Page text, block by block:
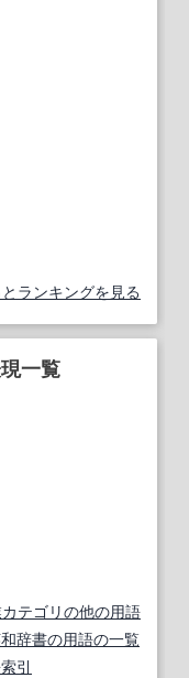
ランキングを見る
一覧
テゴリの他の用語
辞書の用語の一覧
引